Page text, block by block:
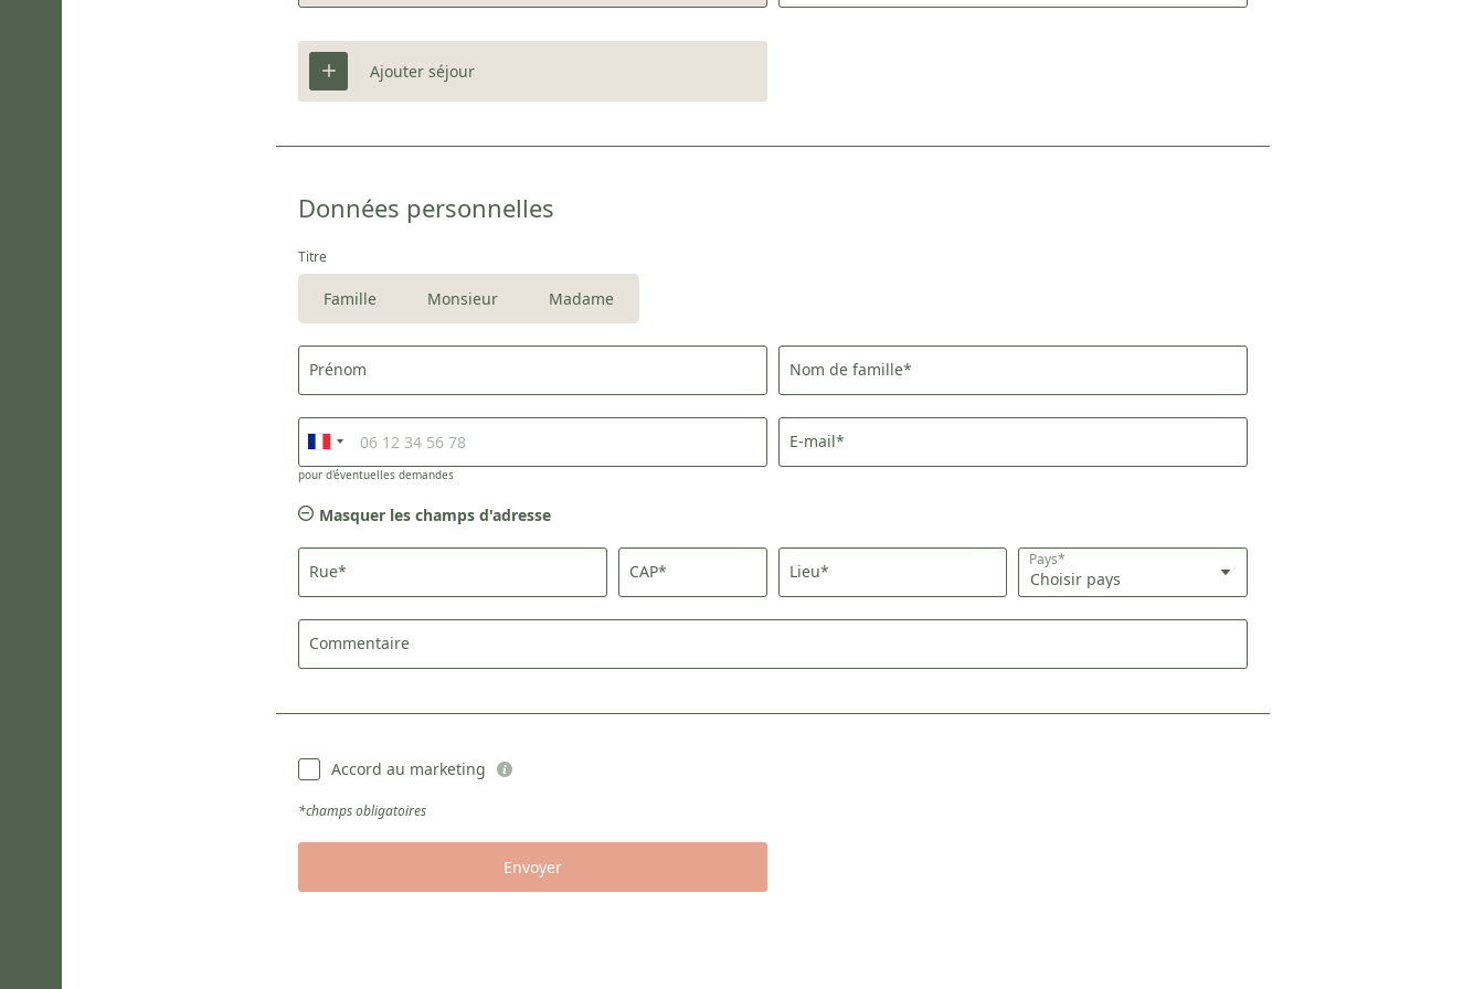
Ajouter séjour
Données personnelles
Titre
Famille Monsieur Madame
Prénom Nom de famille*
pour d'éventuelles demandes
E-mail*
Masquer les champs d'adresse
Rue* CAP* Lieu*
Pays*
Commentaire
Accord au marketing
*champs obligatoires
Envoyer
Inscription à la newsletter
Famille
Prénom Nom de famille*
E-mail*
Accord au marketing*
*champs obligatoires